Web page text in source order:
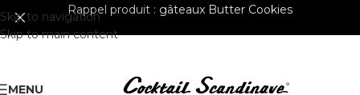
Skip to navigation
Skip to main content
Rappel produit : gâteaux Butter Cookies
MENU